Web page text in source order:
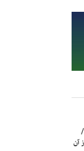
آن